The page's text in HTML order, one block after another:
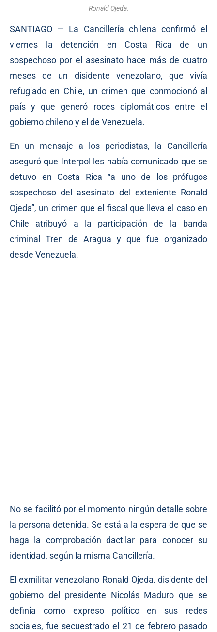
Ronald Ojeda.
SANTIAGO — La Cancillería chilena confirmó el
viernes la detención en Costa Rica de un
sospechoso por el asesinato hace más de cuatro
meses de un disidente venezolano, que vivía
refugiado en Chile, un crimen que conmocionó al
país y que generó roces diplomáticos entre el
gobierno chileno y el de Venezuela.
En un mensaje a los periodistas, la Cancillería
aseguró que Interpol les había comunicado que se
detuvo en Costa Rica “a uno de los prófugos
sospechoso del asesinato del exteniente Ronald
Ojeda”, un crimen que el fiscal que lleva el caso en
Chile atribuyó a la participación de la banda
criminal Tren de Aragua y que fue organizado
desde Venezuela.
No se facilitó por el momento ningún detalle sobre
la persona detenida. Se está a la espera de que se
haga la comprobación dactilar para conocer su
identidad, según la misma Cancillería.
El exmilitar venezolano Ronald Ojeda, disidente del
gobierno del presidente Nicolás Maduro que se
definía como expreso político en sus redes
sociales, fue secuestrado el 21 de febrero pasado